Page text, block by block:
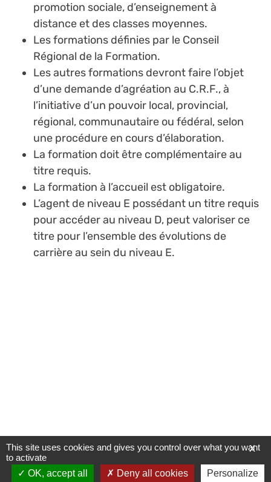
promotion sociale, d’enseignement à
distance et des classes moyennes.
Les formations définies par le Conseil
Régional de la Formation.
Les autres formations devront faire l’objet
d’une demande d’agréation au C.R.F., à
l’initiative d’un pouvoir local, provincial,
régional, communautaire ou fédéral, selon
une procédure en cours d’élaboration.
La formation doit être complémentaire au
titre requis.
La formation à l’accueil est obligatoire.
L’agent de niveau E possédant un titre requis
pour accéder au niveau D, peut valoriser ce
titre pour l’ensemble des évolutions de
carrière au sein du niveau E.
X
This site uses cookies and gives you control over what you want
to activate
OK, accept all
Deny all cookies Personalize